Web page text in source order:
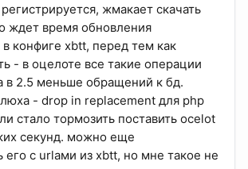
жмакает скачать
ждет время обновления
конфиге xbtt, перед тем как
- в оцелоте все такие операции
в 2.5 меньше обращений к бд.
- drop in replacement для php
стало тормозить поставить ocelot
секунд. можно еще
его с urlами из xbtt, но мне такое не